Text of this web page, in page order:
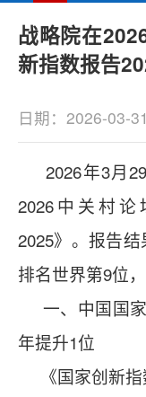
战略院在
新指数报告
日期：2026-03-31
2026年3月
2026中关村
2025》。报告
排名世界第9位
一、中国国家
年提升1位
《国家创新指